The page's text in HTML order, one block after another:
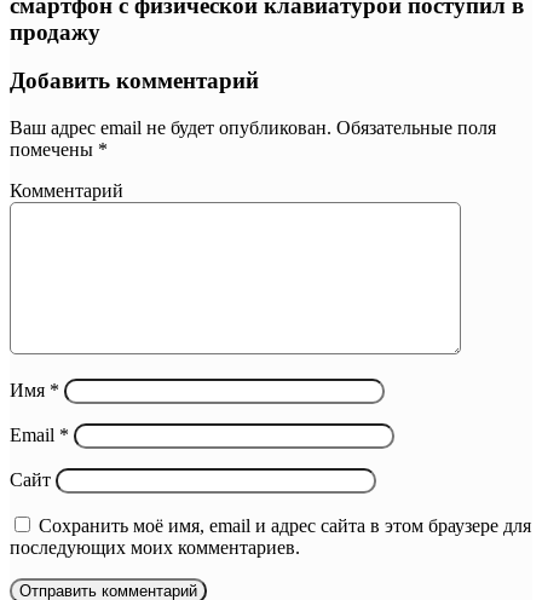
смартфон с физической клавиатурой поступил в
продажу
Добавить комментарий
Ваш адрес email не будет опубликован. Обязательные поля
помечены *
Комментарий
Имя *
Email *
Сайт
Сохранить моё имя, email и адрес сайта в этом браузере для
последующих моих комментариев.